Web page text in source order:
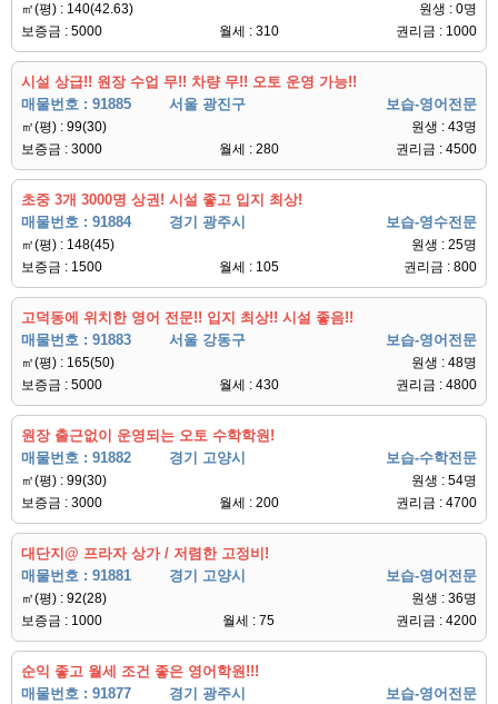
㎡(평) : 140(42.63)
원생 : 0명
보증금 : 5000
월세 : 310 권리금 : 1000
시설 상급!! 원장 수업 무!! 차량 무!! 오토 운영 가능!!
매물번호 : 91885
서울 광진구 보습-영어전문
㎡(평) : 99(30)
원생 : 43명
보증금 : 3000
월세 : 280 권리금 : 4500
초중 3개 3000명 상권! 시설 좋고 입지 최상!
매물번호 : 91884
경기 광주시 보습-영수전문
㎡(평) : 148(45)
원생 : 25명
보증금 : 1500
월세 : 105 권리금 : 800
고덕동에 위치한 영어 전문!! 입지 최상!! 시설 좋음!!
매물번호 : 91883
서울 강동구 보습-영어전문
㎡(평) : 165(50)
원생 : 48명
보증금 : 5000
월세 : 430 권리금 : 4800
원장 출근없이 운영되는 오토 수학학원!
매물번호 : 91882
경기 고양시 보습-수학전문
㎡(평) : 99(30)
원생 : 54명
보증금 : 3000
월세 : 200 권리금 : 4700
대단지@ 프라자 상가 / 저렴한 고정비!
매물번호 : 91881
경기 고양시 보습-영어전문
㎡(평) : 92(28)
원생 : 36명
보증금 : 1000
월세 : 75 권리금 : 4200
순익 좋고 월세 조건 좋은 영어학원!!!
매물번호 : 91877
경기 광주시 보습-영어전문